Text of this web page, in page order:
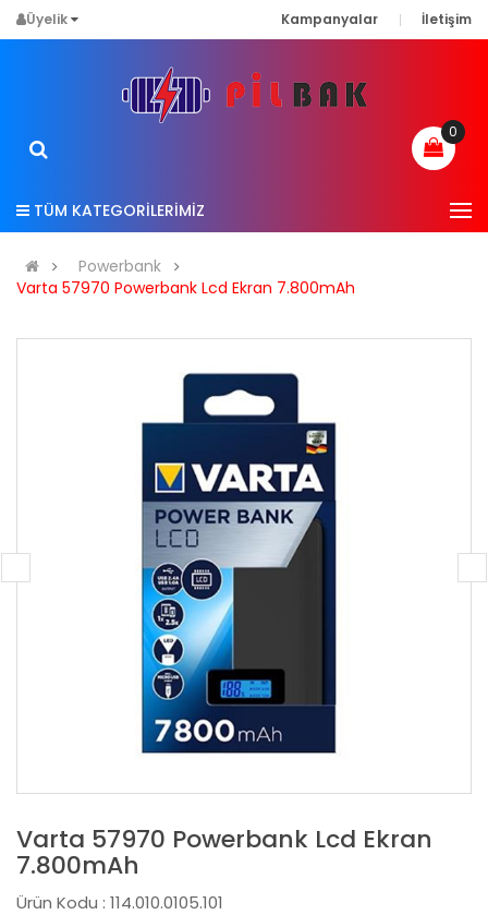
Üyelik Kampanyalar İletişim
0
TÜM KATEGORİLERİMİZ
Powerbank
Varta 57970 Powerbank Lcd Ekran 7.800mAh
Varta 57970 Powerbank Lcd Ekran
7.800mAh
Ürün Kodu : 114.010.0105.101